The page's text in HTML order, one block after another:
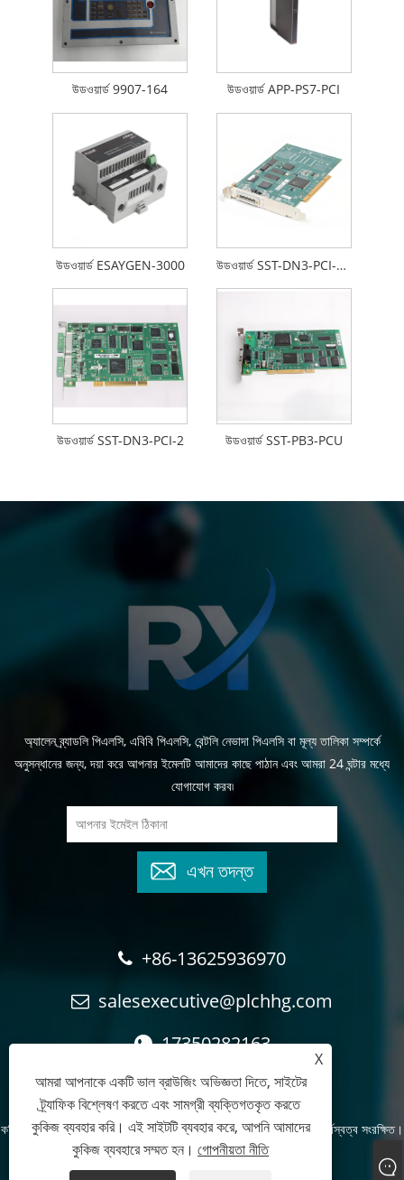
উডওয়ার্ড 9907-164 উডওয়ার্ড APP-PS7-PCI
উডওয়ার্ড ESAYGEN-3000 উডওয়ার্ড SST-DN3-PCI-1-E
উডওয়ার্ড SST-DN3-PCI-2 উডওয়ার্ড SST-PB3-PCU
অ্যালেন ব্র্যাডলি পিএলসি, এবিবি পিএলসি, বেন্টলি নেভাদা পিএলসি বা মূল্য তালিকা সম্পর্কে
অনুসন্ধানের জন্য, দয়া করে আপনার ইমেলটি আমাদের কাছে পাঠান এবং আমরা 24 ঘন্টার মধ্যে
যোগাযোগ করব৷
এখন তদন্ত
+86-13625936970
salesexecutive@plchhg.com
17350282163
কপিরাইট © 2024Zhangzhou Rayon অটোমেশন প্রযুক্তি কোং, লি.
- সর্বস্বত্ব সংরক্ষিত।
Links
Sitemap RSS XML গোপনীয়তা নীতি
X
আমরা আপনাকে একটি ভাল ব্রাউজিং অভিজ্ঞতা দিতে, সাইটের
ট্র্যাফিক বিশ্লেষণ করতে এবং সামগ্রী ব্যক্তিগতকৃত করতে
কুকিজ ব্যবহার করি। এই সাইটটি ব্যবহার করে, আপনি আমাদের
কুকিজ ব্যবহারে সম্মত হন।গোপনীয়তা নীতি